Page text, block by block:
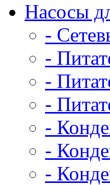
Насосы
-
-
-
-
-
-
-